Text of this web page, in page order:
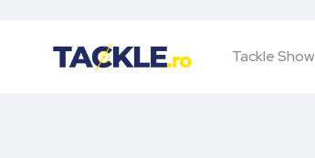
Tackle Show